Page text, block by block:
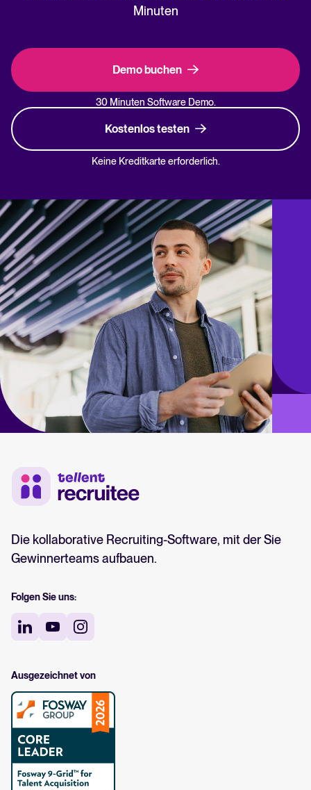
Minuten
Demo buchen
30 Minuten Software Demo.
Kostenlos testen
Keine Kreditkarte erforderlich.
Die kollaborative Recruiting-Software, mit der Sie
Gewinnerteams aufbauen.
Folgen Sie uns:
Ausgezeichnet von